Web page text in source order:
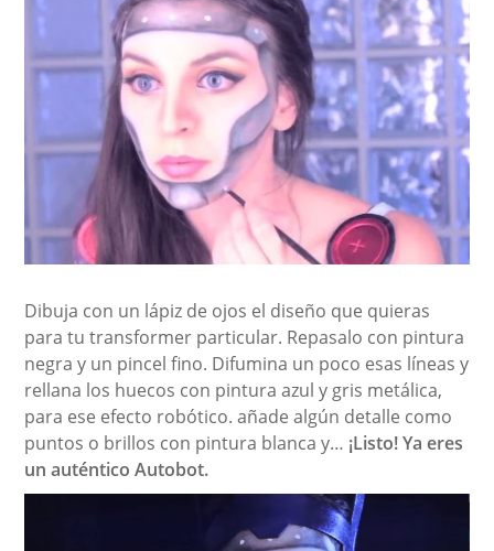
Dibuja con un lápiz de ojos el diseño que quieras
para tu transformer particular. Repasalo con pintura
negra y un pincel fino. Difumina un poco esas líneas y
rellana los huecos con pintura azul y gris metálica,
para ese efecto robótico. añade algún detalle como
puntos o brillos con pintura blanca y… ¡Listo! Ya eres
un auténtico Autobot.